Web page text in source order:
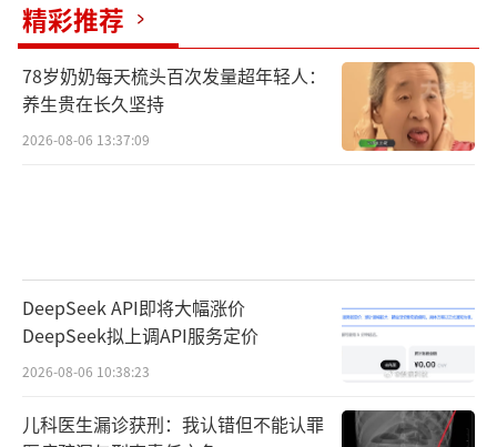
精彩推荐
78岁奶奶每天梳头百次发量超年轻人：
养生贵在长久坚持
2026-08-06 13:37:09
DeepSeek API即将大幅涨价
DeepSeek拟上调API服务定价
2026-08-06 10:38:23
儿科医生漏诊获刑：我认错但不能认罪